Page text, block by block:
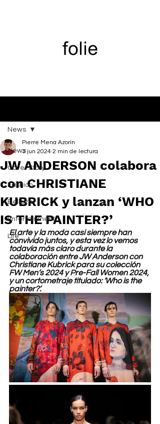
News
Cover Story
Fashion
Belleza
Entertainment
Life
News
JW ANDERSON colabora
con CHRISTIANE
KUBRICK y lanzan ‘WHO
IS THE PAINTER?’
Pierre Mena Azorín
3 jun 2024 2 min de lectura
El arte y la moda casi siempre han
convivido juntos, y esta vez lo vemos
todavía más claro durante la
colaboración entre JW Anderson con
Christiane Kubrick para su colección
FW Men’s 2024 y Pre-Fall Women 2024,
y un cortometraje titulado: ‘Who is the
painter?’.